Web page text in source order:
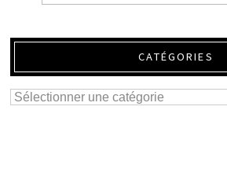
CATÉGORIES